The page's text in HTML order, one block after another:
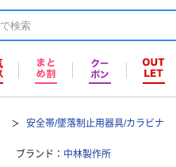
安全帯/墜落制止用器具/カラビナ
ブランド 中林製作所